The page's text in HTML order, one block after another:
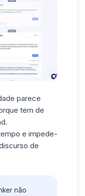
parece
tem de
e impede-
de
não